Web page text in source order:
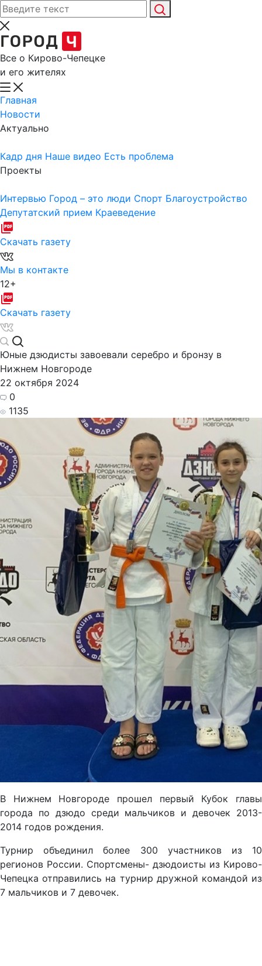
Все о Кирово-Чепецке
и его жителях
Главная
Новости
Актуально
Кадр дня Наше видео Есть проблема
Проекты
Интервью Город – это люди Спорт Благоустройство
Депутатский прием Краеведение
Скачать газету
Мы в контакте
12+
Скачать газету
Юные дзюдисты завоевали серебро и бронзу в
Нижнем Новгороде
22 октября 2024
0
1135
В Нижнем Новгороде прошел первый Кубок главы
города по дзюдо среди мальчиков и девочек 2013-
2014 годов рождения.
Турнир объединил более 300 участников из 10
регионов России. Спортсмены- дзюдоисты из Кирово-
Чепецка отправились на турнир дружной командой из
7 мальчиков и 7 девочек.